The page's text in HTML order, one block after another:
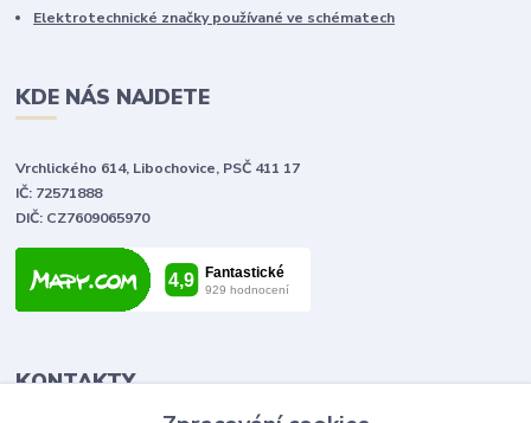
Elektrotechnické značky používané ve schématech
KDE NÁS NAJDETE
Vrchlického 614, Libochovice, PSČ 411 17
IČ: 72571888
DIČ: CZ7609065970
KONTAKTY